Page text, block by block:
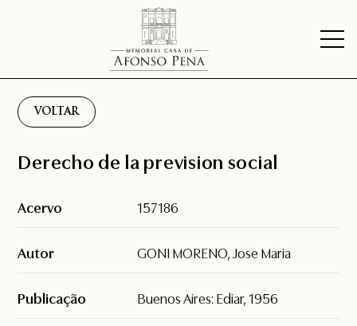
VOLTAR
Derecho de la prevision social
Acervo 157186
Autor GONI MORENO, Jose Maria
Publicação Buenos Aires: Ediar, 1956